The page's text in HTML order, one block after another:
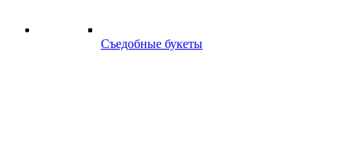
Съедобные букеты